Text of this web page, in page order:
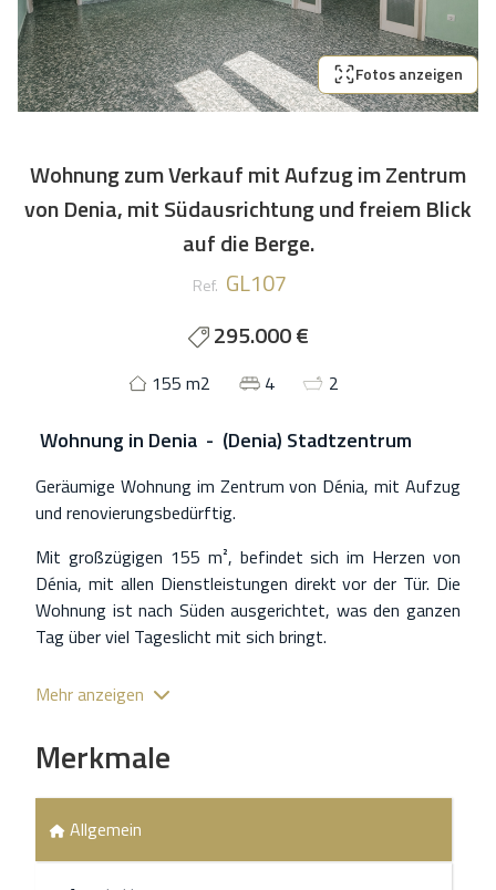
Fotos anzeigen
Wohnung zum Verkauf mit Aufzug im Zentrum
von Denia, mit Südausrichtung und freiem Blick
auf die Berge.
Ref. GL107
295.000 €
155 m2 4 2
Wohnung in Denia - (Denia) Stadtzentrum
Geräumige Wohnung im Zentrum von Dénia, mit Aufzug
und renovierungsbedürftig.
Mit großzügigen 155 m², befindet sich im Herzen von
Dénia, mit allen Dienstleistungen direkt vor der Tür. Die
Wohnung ist nach Süden ausgerichtet, was den ganzen
Tag über viel Tageslicht mit sich bringt.
Schlafzimmer, 1 komplettes Bad und 1 WC, zudem gibt
Möglichkeiten zur Neugestaltung je nach Bedarf bietet.
eine weitere hintere Terrasse, was für eine
Querbelüftung sorgt.
Mehr anzeigen
Merkmale
Allgemein